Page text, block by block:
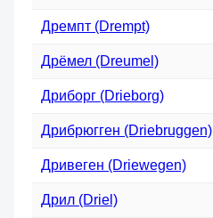
Дремпт (Drempt)
Дрёмел (Dreumel)
Дриборг (Drieborg)
Дрибрюгген (Driebruggen)
Дривеген (Driewegen)
Дрил (Driel)